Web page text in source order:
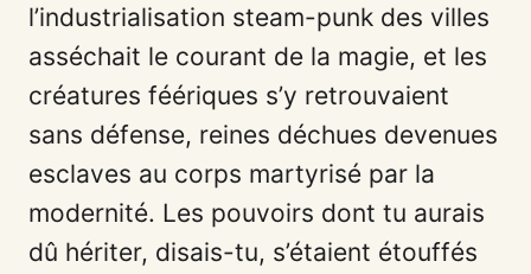
l’industrialisation steam-punk des villes
asséchait le courant de la magie, et les
créatures féériques s’y retrouvaient
sans défense, reines déchues devenues
esclaves au corps martyrisé par la
modernité. Les pouvoirs dont tu aurais
dû hériter, disais-tu, s’étaient étouffés